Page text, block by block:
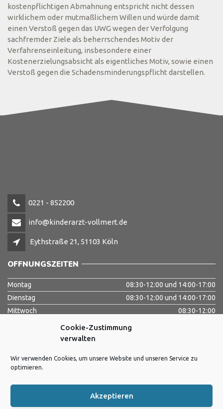
Cookie-Zustimmung
verwalten
Wir verwenden Cookies, um unsere Website und unseren Service zu
optimieren.
Akzeptieren
kostenpflichtigen Abmahnung entspricht nicht dessen
wirklichem oder mutmaßlichem Willen und würde damit
einen Verstoß gegen das UWG wegen der Verfolgung
sachfremder Ziele als beherrschendes Motiv der
Verfahrenseinleitung, insbesondere einer
Kostenerzielungsabsicht als eigentliches Motiv, sowie einen
Verstoß gegen die Schadensminderungspflicht darstellen.
0221 - 852200
info@kinderarzt-vollmert.de
Eythstraße 21, 51103 Köln
ÖFFNUNGSZEITEN
Montag
08:30-12:00 und 14:00-17:00
Dienstag
08:30-12:00 und 14:00-17:00
Mittwoch
08:30-12:00
Sonntag
Geschlossen